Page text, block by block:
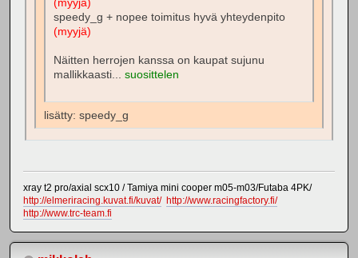
(myyjä)
speedy_g + nopee toimitus hyvä yhteydenpito
(myyjä)
Näitten herrojen kanssa on kaupat sujunu
mallikkaasti... suosittelen
lisätty: speedy_g
xray t2 pro/axial scx10 / Tamiya mini cooper m05-m03/Futaba 4PK/
http://elmeriracing.kuvat.fi/kuvat/ http://www.racingfactory.fi/
http://www.trc-team.fi